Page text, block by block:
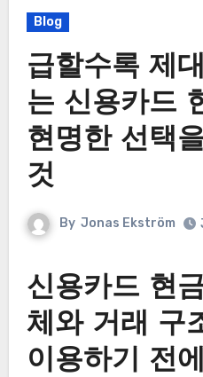
Blog
급할수록 제
는 신용카드
현명한 선택
것
By Jonas Ekström
신용카드 현
체와 거래 구
이용하기 전